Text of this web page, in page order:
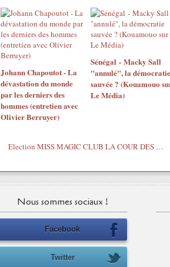
Johann Chapoutot - La
dévastation du monde
par les derniers des
hommes (entretien avec
Olivier Berruyer)
Sénégal - Macky Sall
"annulé", la démocratie
sauvée ? (Kouamouo
Le Média)
Election MISS MAGIC CLUB LA COUR DES GRANDS le 13 juillet 2010
Nous sommes sociaux !
Facebook
Twitter